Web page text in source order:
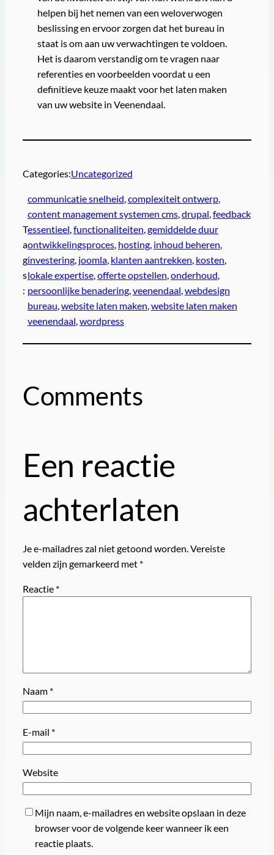
helpen bij het nemen van een weloverwogen
beslissing en ervoor zorgen dat het bureau in
staat is om aan uw verwachtingen te voldoen.
Het is daarom verstandig om te vragen naar
referenties en voorbeelden voordat u een
definitieve keuze maakt voor het laten maken
van uw website in Veenendaal.
Categories:Uncategorized
T
a
g
s
:
communicatie snelheid complexiteit ontwerp
content management systemen cms, drupal feedback
essentieel functionaliteiten gemiddelde duur
ontwikkelingsproces, hosting, inhoud beheren
investering, joomla, klanten aantrekken kosten
lokale expertise, offerte opstellen onderhoud
persoonlijke benadering, veenendaal webdesign
bureau website laten maken website laten maken
veenendaal wordpress
Comments
Een reactie
achterlaten
Je e-mailadres zal niet getoond worden.Vereiste
velden zijn gemarkeerd met *
Reactie *
Naam *
E-mail *
Website
Mijn naam, e-mailadres en website opslaan in deze
browser voor de volgende keer wanneer ik een
reactie plaats.